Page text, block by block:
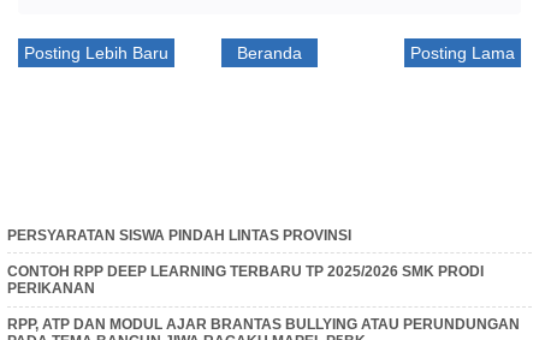
Posting Lebih Baru Posting Lama
Beranda
PERSYARATAN SISWA PINDAH LINTAS PROVINSI
CONTOH RPP DEEP LEARNING TERBARU TP 2025/2026 SMK PRODI
PERIKANAN
RPP, ATP DAN MODUL AJAR BRANTAS BULLYING ATAU PERUNDUNGAN